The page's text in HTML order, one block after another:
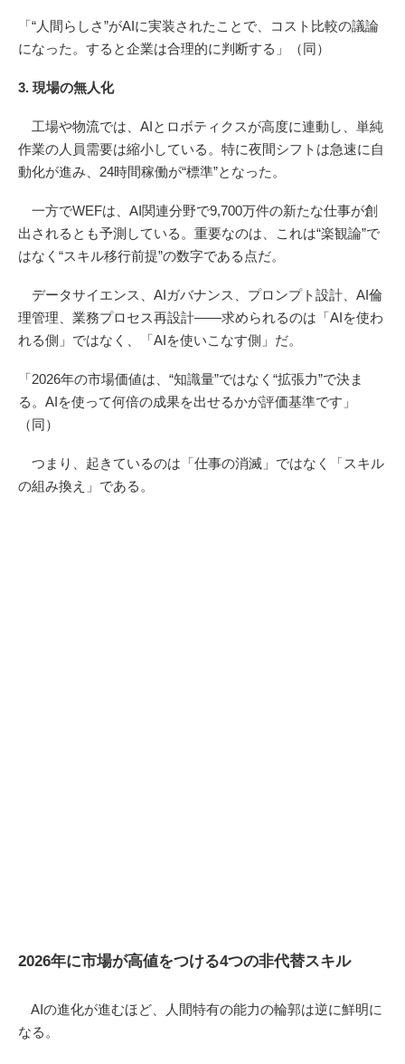
「“人間らしさ”がAIに実装されたことで、コスト比較の議論
になった。すると企業は合理的に判断する」（同）
3. 現場の無人化
工場や物流では、AIとロボティクスが高度に連動し、単純
作業の人員需要は縮小している。特に夜間シフトは急速に自
動化が進み、24時間稼働が“標準”となった。
一方でWEFは、AI関連分野で9,700万件の新たな仕事が創
出されるとも予測している。重要なのは、これは“楽観論”で
はなく“スキル移行前提”の数字である点だ。
データサイエンス、AIガバナンス、プロンプト設計、AI倫
理管理、業務プロセス再設計――求められるのは「AIを使わ
れる側」ではなく、「AIを使いこなす側」だ。
「2026年の市場価値は、“知識量”ではなく“拡張力”で決ま
る。AIを使って何倍の成果を出せるかが評価基準です」
（同）
つまり、起きているのは「仕事の消滅」ではなく「スキル
の組み換え」である。
2026年に市場が高値をつける4つの非代替スキル
AIの進化が進むほど、人間特有の能力の輪郭は逆に鮮明に
なる。